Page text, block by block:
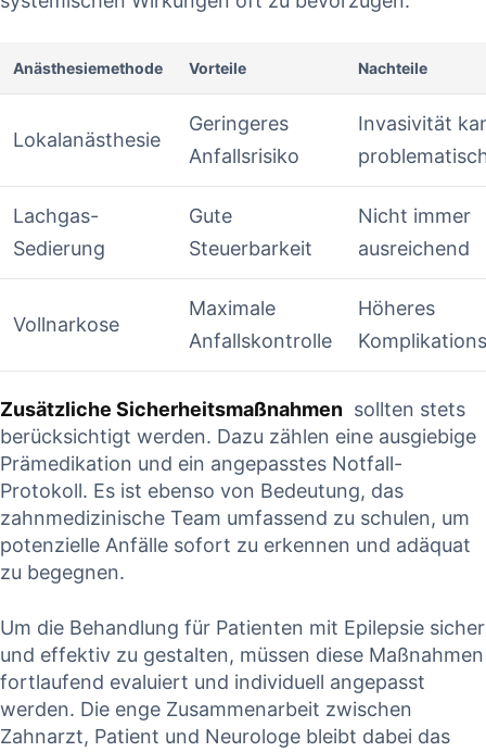
Anästhesiemethode Vorteile Nachteile
Lokalanästhesie
Geringeres⁤
Anfallsrisiko
Invasivität
Lachgas-
Sedierung
Gute
Steuerbarkeit
Nicht immer
ausreichend
Vollnarkose
Maximale​
Anfallskontrolle
Höheres
Zusätzliche Sicherheitsmaßnahmen ‌ sollten stets
berücksichtigt werden. ⁣Dazu zählen ​eine ⁢ausgiebige⁢
Prämedikation und ein angepasstes Notfall-
Protokoll. Es ist ebenso ‌von Bedeutung, das
zahnmedizinische Team umfassend zu schulen, um
potenzielle ⁢Anfälle sofort‍ zu erkennen ‌und adäquat
zu begegnen.
Um die Behandlung‍ für​ Patienten​ mit Epilepsie sicher
und ⁣effektiv zu⁣ gestalten,⁤ müssen diese ⁢Maßnahmen
⁢fortlaufend evaluiert und individuell angepasst
werden. Die enge Zusammenarbeit zwischen
‌Zahnarzt, Patient und​ Neurologe bleibt dabei das